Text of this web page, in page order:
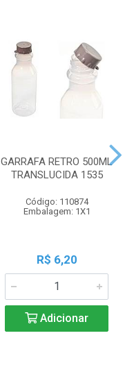
GARRAFA RETRO 500ML
TRANSLUCIDA 1535
Código: 110874
Embalagem: 1X1
R$ 6,20
Adicionar